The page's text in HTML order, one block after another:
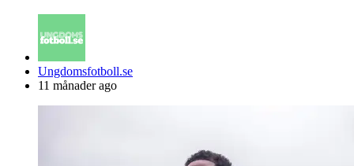
Posted
by
Ungdomsfotboll.se
11 månader ago